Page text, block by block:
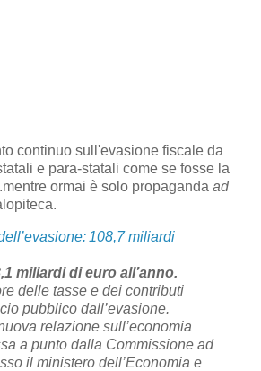
continuo sull'evasione fiscale da
e para-statali come se fosse la
ormai è solo propaganda ad
108,7 miliardi
miliardi di euro all’anno.
delle tasse e dei contributi
pubblico dall’evasione.
relazione sull’economia
a punto dalla Commissione ad
il ministero dell’Economia e